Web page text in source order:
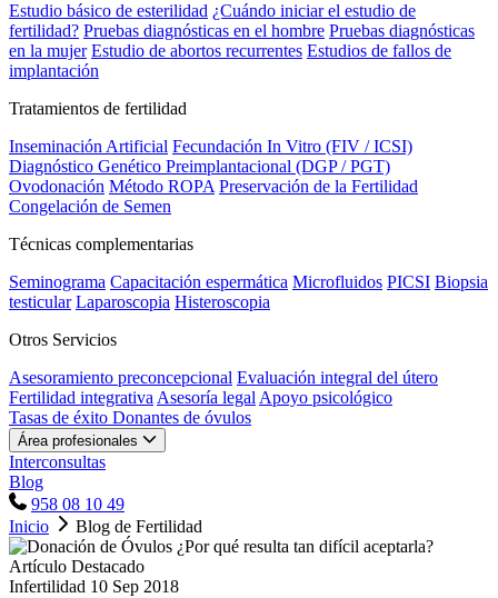
Estudio básico de esterilidad ¿Cuándo iniciar el estudio de
fertilidad? Pruebas diagnósticas en el hombre Pruebas diagnósticas
en la mujer Estudio de abortos recurrentes Estudios de fallos de
implantación
Tratamientos de fertilidad
Inseminación Artificial Fecundación In Vitro (FIV / ICSI)
Diagnóstico Genético Preimplantacional (DGP / PGT)
Ovodonación Método ROPA Preservación de la Fertilidad
Congelación de Semen
Técnicas complementarias
Seminograma Capacitación espermática Microfluidos PICSI Biopsia
testicular Laparoscopia Histeroscopia
Otros Servicios
Asesoramiento preconcepcional Evaluación integral del útero
Fertilidad integrativa Asesoría legal Apoyo psicológico
Tasas de éxito Donantes de óvulos
Área profesionales
Interconsultas
Blog
958 08 10 49
Inicio
Blog de Fertilidad
Artículo Destacado
Infertilidad 10 Sep 2018